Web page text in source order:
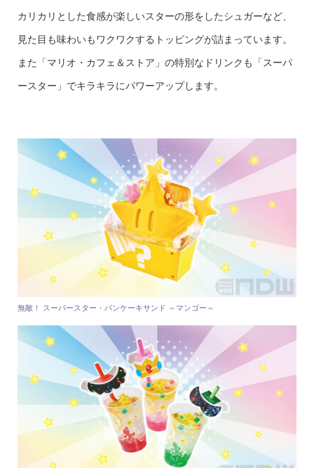
カリカリとした食感が楽しいスターの形をしたシュガーなど、
見た目も味わいもワクワクするトッピングが詰まっています。
また「マリオ・カフェ＆ストア」の特別なドリンクも「スーパ
ースター」でキラキラにパワーアップします。
無敵！ スーパースター・パンケーキサンド ～マンゴー～